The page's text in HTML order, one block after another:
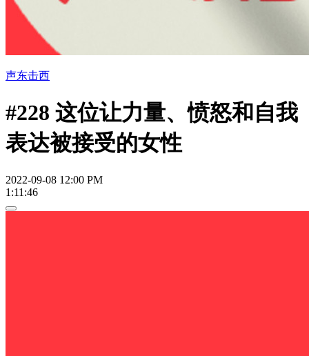
声东击西
#228 这位让力量、愤怒和自我
表达被接受的女性
2022-09-08 12:00 PM
1:11:46